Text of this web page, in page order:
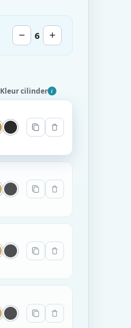
− 6 +
Kleur cilinder i